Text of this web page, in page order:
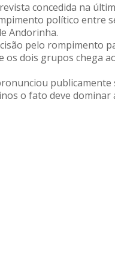
concedida na
político entre
Andorinha.
pelo rompimento
dois grupos chega
publicamente
o fato deve dominar